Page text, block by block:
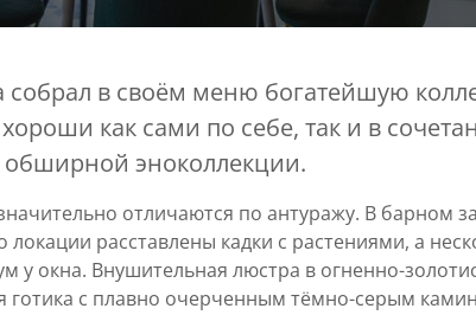
в своём меню богатейшую
как сами по себе, так и в
обширной эноколлекции.
отличаются по антуражу. В барном
расставлены кадки с растениями, а
у окна. Внушительная люстра в огненно-
готика с плавно очерченным тёмно-серым